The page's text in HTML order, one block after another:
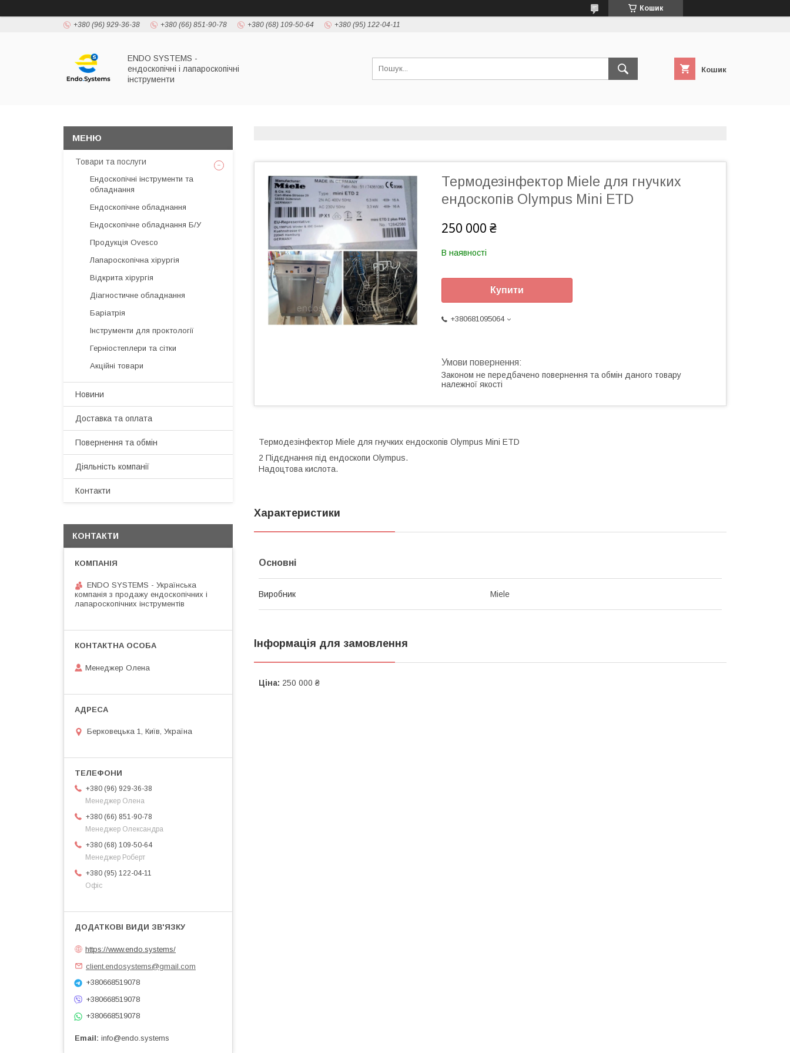
Кошик
+380 (96) 929-36-38 +380 (66) 851-90-78 +380 (68) 109-50-64 +380 (95) 122-04-11
ENDO SYSTEMS -
ендоскопічні і лапароскопічні
інструменти
Кошик
Термодезінфектор Miele для гнучких
ендоскопів Olympus Mini ETD
250 000 ₴
В наявності
Купити
+380681095064
Законом не передбачено повернення та обмін даного товару
належної якості
Термодезінфектор Miele для гнучких ендоскопів Olympus Mini ETD
2 Підєднання під ендоскопи Olympus.
Надоцтова кислота.
Характеристики
Основні
Виробник Miele
Інформація для замовлення
Ціна: 250 000 ₴
Товари та послуги
Ендоскопічні інструменти та
обладнання
Ендоскопічне обладнання
Ендоскопічне обладнання Б/У
Продукція Ovesco
Лапароскопічна хірургія
Відкрита хірургія
Діагностичне обладнання
Баріатрія
Інструменти для проктології
Герніостеплери та сітки
Акційні товари
Новини
Доставка та оплата
Повернення та обмін
Діяльність компанії
Контакти
КОНТАКТИ
ENDO SYSTEMS - Українська
компанія з продажу ендоскопічних і
лапароскопічних інструментів
Менеджер Олена
Берковецька 1, Київ, Україна
+380 (96) 929-36-38
Менеджер Олена
+380 (66) 851-90-78
Менеджер Олександра
+380 (68) 109-50-64
Менеджер Роберт
+380 (95) 122-04-11
Офіс
https://www.endo.systems/
client.endosystems@gmail.com
+380668519078
+380668519078
+380668519078
Email info@endo.systems